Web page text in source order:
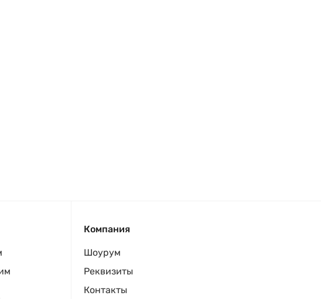
Компания
Шоурум
Реквизиты
Контакты